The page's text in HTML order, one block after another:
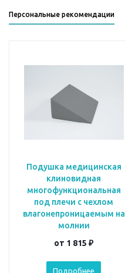
Персональные рекомендации
Подушка медицинская
клиновидная
многофункциональная
под плечи с чехлом
влагонепроницаемым на
молнии
от 1 815 ₽
Подробнее